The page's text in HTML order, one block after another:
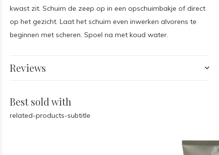
kwast zit. Schuim de zeep op in een opschuimbakje of direct
op het gezicht. Laat het schuim even inwerken alvorens te
beginnen met scheren. Spoel na met koud water.
Reviews
Best sold with
related-products-subtitle